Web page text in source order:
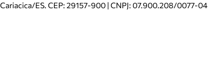
Localizador de lojas
Scarpins
Cariacica/ES. CEP: 29157-900 | CNPJ: 07.900.208/0077-04